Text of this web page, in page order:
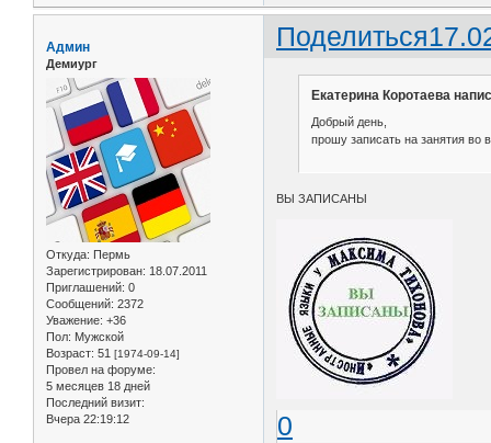
Поделиться
Админ
Демиург
Откуда: Пермь
Зарегистрирован: 18.07.2011
Приглашений: 0
Сообщений: 2372
Уважение: +36
Пол: Мужской
Возраст: 51 [1974-09-14]
Провел на форуме:
5 месяцев 18 дней
Последний визит:
Вчера 22:19:12
Екатерина Коротаева
Добрый день,
прошу записать на занятия во
ВЫ ЗАПИСАНЫ
0